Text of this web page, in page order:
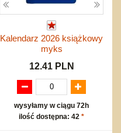
Kalendarz 2026 książkowy
myks
12.41 PLN
wysyłamy w ciągu 72h
ilość dostępna: 42 *